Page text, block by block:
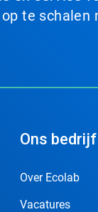
te
Ons bedrijf
Over Ecolab
Vacatures